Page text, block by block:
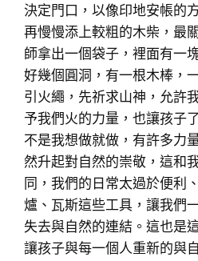
決定門口，以像印地安帳的
再慢慢添上較粗的木柴，最
師拿出一個袋子，裡面有一
好幾個圓洞，有一根木棒，
引火繩，先祈求山神，允許
予我們火的力量，也讓孩子
不是我想做就做，有許多力
然升起對自然的崇敬，這和
同，我們的日常太過於便利
爐、瓦斯這些工具，讓我們
失去與自然的連結。這也是
讓孩子與每一個人重新的與